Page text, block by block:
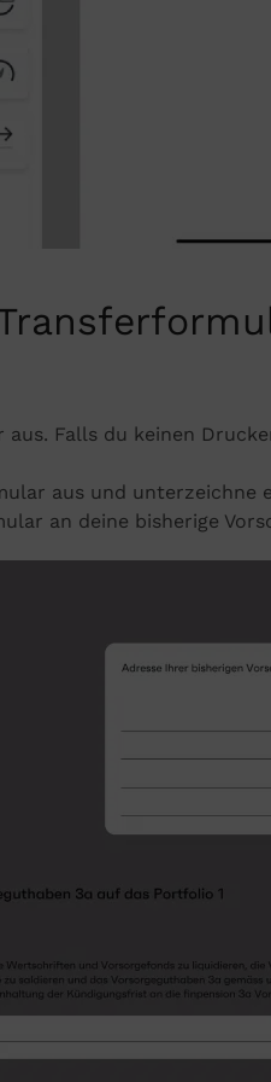
aus. Falls du keinen
aus und unterzeichne
an deine bisherige